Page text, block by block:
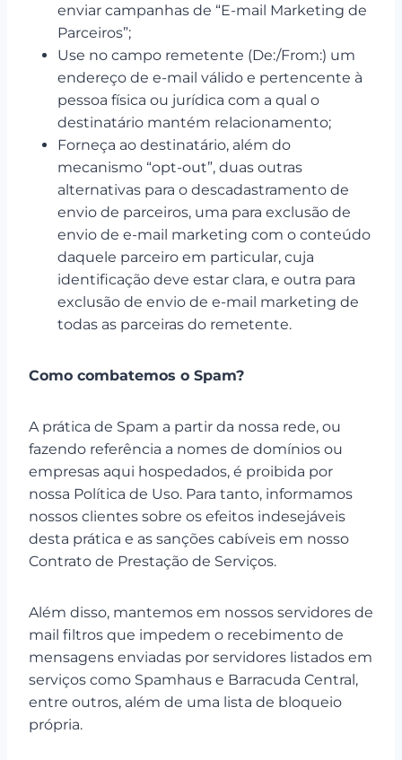
enviar campanhas de “E-mail Marketing de
Parceiros”;
Use no campo remetente (De:/From:) um
endereço de e-mail válido e pertencente à
pessoa física ou jurídica com a qual o
destinatário mantém relacionamento;
Forneça ao destinatário, além do
mecanismo “opt-out”, duas outras
alternativas para o descadastramento de
envio de parceiros, uma para exclusão de
envio de e-mail marketing com o conteúdo
daquele parceiro em particular, cuja
identificação deve estar clara, e outra para
exclusão de envio de e-mail marketing de
todas as parceiras do remetente.
Como combatemos o Spam?
A prática de Spam a partir da nossa rede, ou
fazendo referência a nomes de domínios ou
empresas aqui hospedados, é proibida por
nossa Política de Uso. Para tanto, informamos
nossos clientes sobre os efeitos indesejáveis
desta prática e as sanções cabíveis em nosso
Contrato de Prestação de Serviços.
Além disso, mantemos em nossos servidores de
mail filtros que impedem o recebimento de
mensagens enviadas por servidores listados em
serviços como Spamhaus e Barracuda Central,
entre outros, além de uma lista de bloqueio
própria.